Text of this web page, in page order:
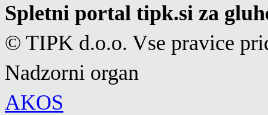
Spletni portal tipk.si za
© TIPK d.o.o. Vse pravice
Nadzorni organ
AKOS